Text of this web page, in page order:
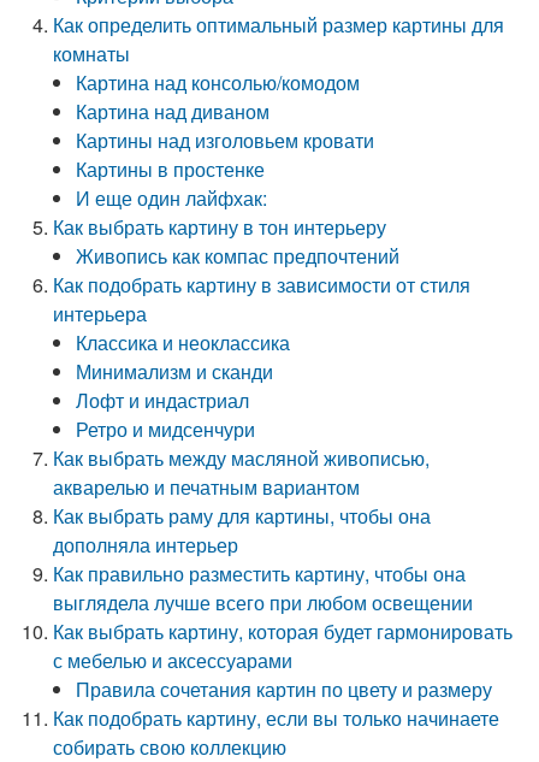
Как определить оптимальный размер картины для
комнаты
Картина над консолью/комодом
Картина над диваном
Картины над изголовьем кровати
Картины в простенке
И еще один лайфхак:
Как выбрать картину в тон интерьеру
Живопись как компас предпочтений
Как подобрать картину в зависимости от стиля
интерьера
Классика и неоклассика
Минимализм и сканди
Лофт и индастриал
Ретро и мидсенчури
Как выбрать между масляной живописью,
акварелью и печатным вариантом
Как выбрать раму для картины, чтобы она
дополняла интерьер
Как правильно разместить картину, чтобы она
выглядела лучше всего при любом освещении
Как выбрать картину, которая будет гармонировать
с мебелью и аксессуарами
Правила сочетания картин по цвету и размеру
Как подобрать картину, если вы только начинаете
собирать свою коллекцию